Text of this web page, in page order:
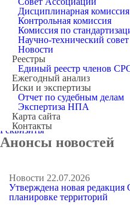
Дисциплинарная комиссия
Контрольная комиссия
Комиссия по
Научно-технический совет
Новости
Реестры
Единый реестр членов
Ежегодный анализ
Иски и экспертизы
Отчет по судебным делам
Экспертиза НПА
Карта сайта
Контакты
Внутренние документы СРО
Для вступления в СРО
Для вступления в НРС
Протоколы Общего Собрания
Протоколы Совета
Протоколы Дисциплинарной
Федеральное законодательство
Контроль в СРО
План проверок
Результаты проверок
Бухгалтерская отчетность
Аттестация
Компенсационный фонд
Реквизиты
Анонсы новостей
Новости 22.07.2026
Утверждена новая
планировке территорий